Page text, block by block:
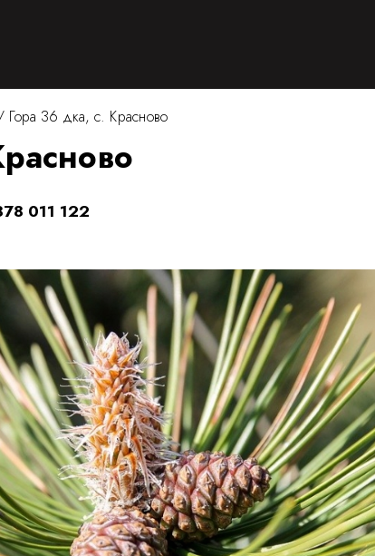
Гора 36 дка, с. Красново
011 122